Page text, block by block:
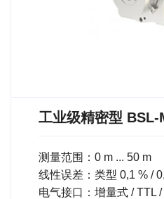
工业级精密型 BSL-
测量范围：0 m ... 50 m
线性误差：类型 0,1 % /
电气接口：增量式 / TTL